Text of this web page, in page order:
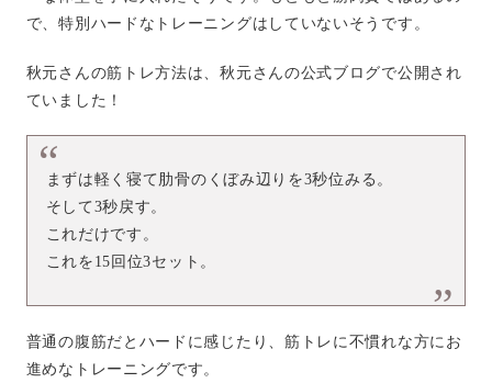
で、特別ハードなトレーニングはしていないそうです。
秋元さんの筋トレ方法は、秋元さんの公式ブログで公開され
ていました！
まずは軽く寝て肋骨のくぼみ辺りを3秒位みる。
そして3秒戻す。
これだけです。
これを15回位3セット。
普通の腹筋だとハードに感じたり、筋トレに不慣れな方にお
進めなトレーニングです。